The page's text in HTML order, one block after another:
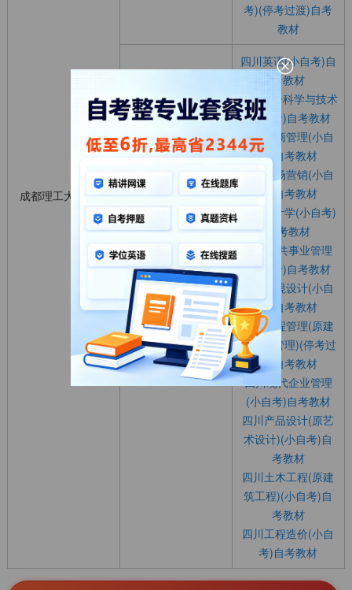
成都理工大学自考
考)(停考过渡)自考
教材
本科
四川英语(小自考)自
考教材
四川电子科学与技术
(小自考)自考教材
四川工商管理(小自
考)自考教材
四川市场营销(小自
考)自考教材
四川会计学(小自考)
自考教材
四川公共事业管理
(小自考)自考教材
四川环境设计(小自
考)自考教材
四川工程管理(原建
筑经济管理)(停考过
渡)自考教材
四川现代企业管理
(小自考)自考教材
四川产品设计(原艺
术设计)(小自考)自
考教材
四川土木工程(原建
筑工程)(小自考)自
考教材
四川工程造价(小自
考)自考教材